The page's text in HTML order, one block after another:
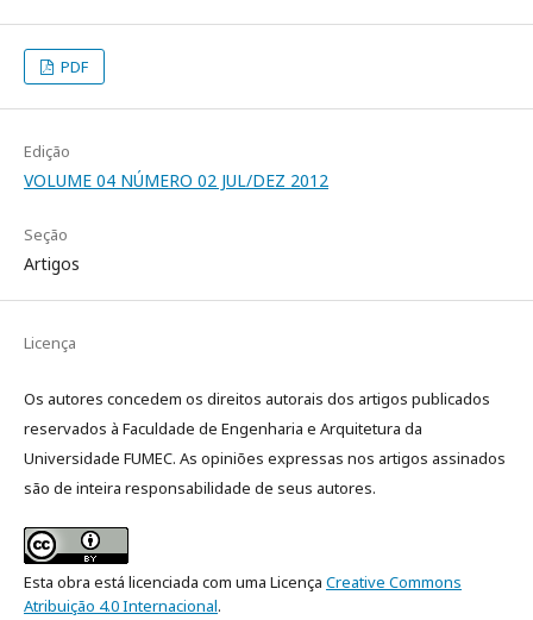
PDF
Edição
VOLUME 04 NÚMERO 02 JUL/DEZ 2012
Seção
Artigos
Licença
Os autores concedem os direitos autorais dos artigos publicados
reservados à Faculdade de Engenharia e Arquitetura da
Universidade FUMEC. As opiniões expressas nos artigos assinados
são de inteira responsabilidade de seus autores.
Esta obra está licenciada com uma Licença Creative Commons
Atribuição 4.0 Internacional.